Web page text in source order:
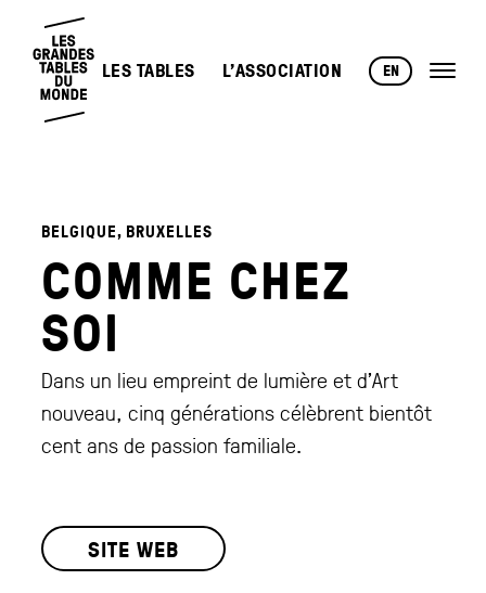
LES TABLES L’ASSOCIATION EN
BELGIQUE, BRUXELLES
COMME CHEZ
SOI
Dans un lieu empreint de lumière et d’Art
nouveau, cinq générations célèbrent bientôt
cent ans de passion familiale.
SITE WEB